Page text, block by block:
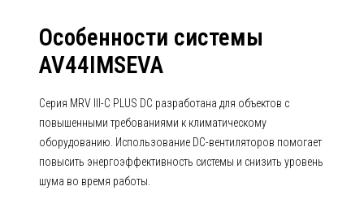
Особенности системы
AV44IMSEVA
Серия MRV III-C PLUS DC разработана для объектов с
повышенными требованиями к климатическому
оборудованию. Использование DC-вентиляторов помогает
повысить энергоэффективность системы и снизить уровень
шума во время работы.